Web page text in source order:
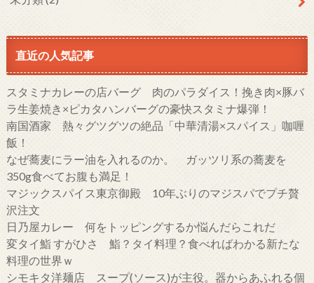
直近の人気記事
スタミナカレーの店バーグ 肉のパラダイス！挽き肉×豚バ
ラ生姜焼き×ピカタハンバーグの豪快スタミナ爆弾！
南国酒家 熱々グツグツの絶品「中華清湯×スパイス」咖喱
飯！
なぜ蕎麦にラー油を入れるのか。 ガッツリ系の蕎麦を
350g食べてお腹も満足！
マジックスパイス東京御殿 10年ぶりのマジスパでプチ贅
沢注文
日乃屋カレー 何をトッピングするか悩んだらこれだ
変タイ鮨 すがひさ 鮨？タイ料理？食べればわかる新たな
料理の世界ｗ
シモキタ洋麺店 スープ(ソース)が主役。器からあふれる個